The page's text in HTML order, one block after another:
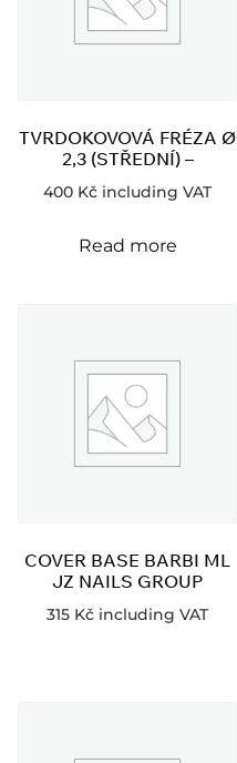
TVRDOKOVOVÁ FRÉZA Ø
2,3 (STŘEDNÍ) –
400 Kč including VAT
Read more
COVER BASE BARBI ML
JZ NAILS GROUP
315 Kč including VAT